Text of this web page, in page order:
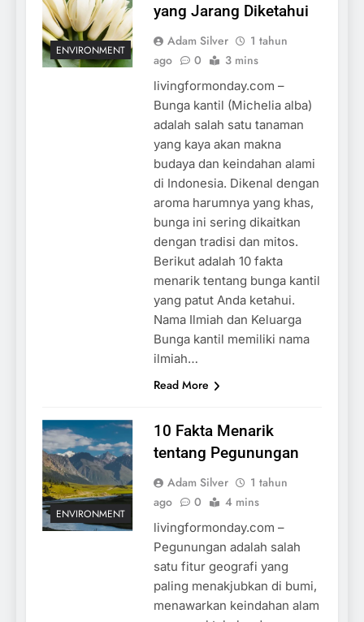
ENVIRONMENT
yang Jarang Diketahui
Adam Silver
1 tahun
ago
0 3 mins
livingformonday.com –
Bunga kantil (Michelia alba)
adalah salah satu tanaman
yang kaya akan makna
budaya dan keindahan alami
di Indonesia. Dikenal dengan
aroma harumnya yang khas,
bunga ini sering dikaitkan
dengan tradisi dan mitos.
Berikut adalah 10 fakta
menarik tentang bunga kantil
yang patut Anda ketahui.
Nama Ilmiah dan Keluarga
Bunga kantil memiliki nama
ilmiah…
Read More
ENVIRONMENT
10 Fakta Menarik
tentang Pegunungan
Adam Silver
1 tahun
ago
0 4 mins
livingformonday.com –
Pegunungan adalah salah
satu fitur geografi yang
paling menakjubkan di bumi,
menawarkan keindahan alam